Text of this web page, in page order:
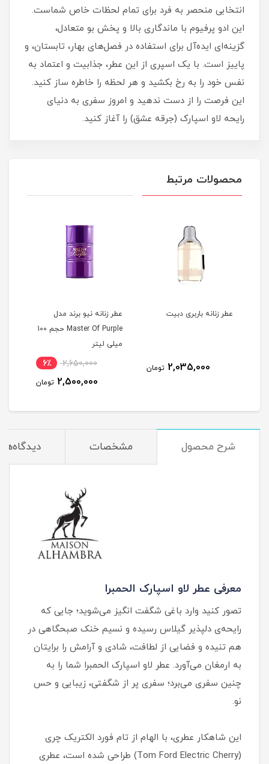
انتخابی منحصر به فرد برای تمام لحظات خاص شماست.
این ادو پرفیوم با ماندگاری بالا و پخش بو متعادل،
گزینه‌ای ایده‌آل برای استفاده در فصل‌های بهار، تابستان، و
پاییز است. با یک اسپری از این عطر، جذابیت و اعتماد به
نفس خود را به رخ بکشید و هر لحظه را خاطره ساز کنید.
این فرصت را از دست ندهید و امروز سفری به دنیای
رایحه لاو اسپارک (جرقه عشق) را آغاز کنید.
محصولات مرتبط
عطر زنانه باربری دبيت
2,035,000 تومان
عطر زنانه نیو برند مدل
Master Of Purple حجم 100
میلی لیتر
2,650,000 6٪
2,500,000 تومان
شرح محصول مشخصات دیدگاه‌ها
معرفی عطر لاو اسپارک الحمبرا
تصور کنید وارد باغی شگفت انگیز می‌شوید؛ جایی که
رایحه‌ی دلپذیر گیلاس رسیده و نسیم خنک صبحگاهی در
هم تنیده و فضایی از لطافت، شادی و آرامش را برایتان
به ارمغان می‌آورد. عطر لاو اسپارک الحمبرا شما را به
چنین سفری می‌برد؛ سفری پر از شگفتی، زیبایی و حس
نو.
این شاهکار عطری، با الهام از تام فورد الکتریک چری
(Tom Ford Electric Cherry) طراحی شده است، عطری